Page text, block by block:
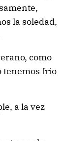
la soledad,
como
tenemos frio
a la vez